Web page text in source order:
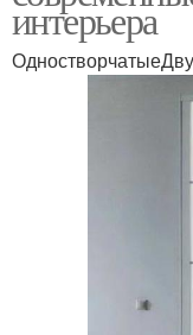
интерьера